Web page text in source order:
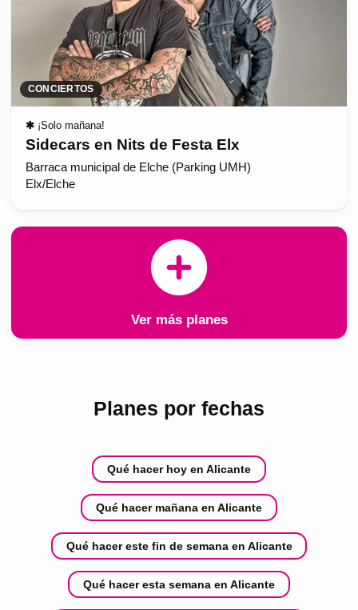
CONCIERTOS
✱ ¡Solo mañana!
Sidecars en Nits de Festa Elx
Barraca municipal de Elche (Parking UMH)
Elx/Elche
Ver más planes
Planes por fechas
Qué hacer hoy en Alicante
Qué hacer mañana en Alicante
Qué hacer este fin de semana en Alicante
Qué hacer esta semana en Alicante